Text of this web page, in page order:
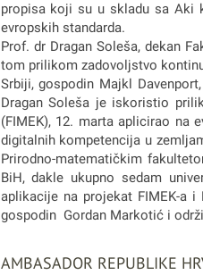
propisa koji su u skladu sa Aki
evropskih standarda.
Prof. dr Dragan Soleša, dekan
tom prilikom zadovoljstvo
Srbiji, gospodin Majkl
Dragan Soleša je iskoristio
(FIMEK), 12. marta aplicirao na
digitalnih kompetencija u
Prirodno-matematičkim
BiH, dakle ukupno sedam
aplikacije na projekat FIMEK-a i
gospodin Gordan Markotić i
AMBASADOR REPUBLIKE